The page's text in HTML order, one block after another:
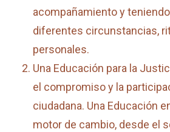
acompañamiento y
diferentes circunstancias,
personales.
Una Educación para la
el compromiso y la
ciudadana. Una Educación
motor de cambio, desde el